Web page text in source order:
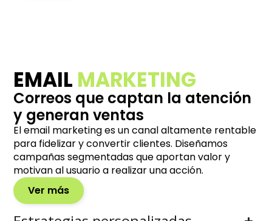
EMAIL MARKETING
Correos que captan la atención
y generan ventas
El email marketing es un canal altamente rentable
para fidelizar y convertir clientes. Diseñamos
campañas segmentadas que aportan valor y
motivan al usuario a realizar una acción.
Ver más